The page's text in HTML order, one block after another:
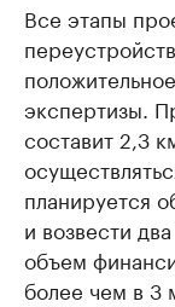
Все этапы
экспертизы.
составит 2,3
планируется
и возвести
объем
более чем в 3